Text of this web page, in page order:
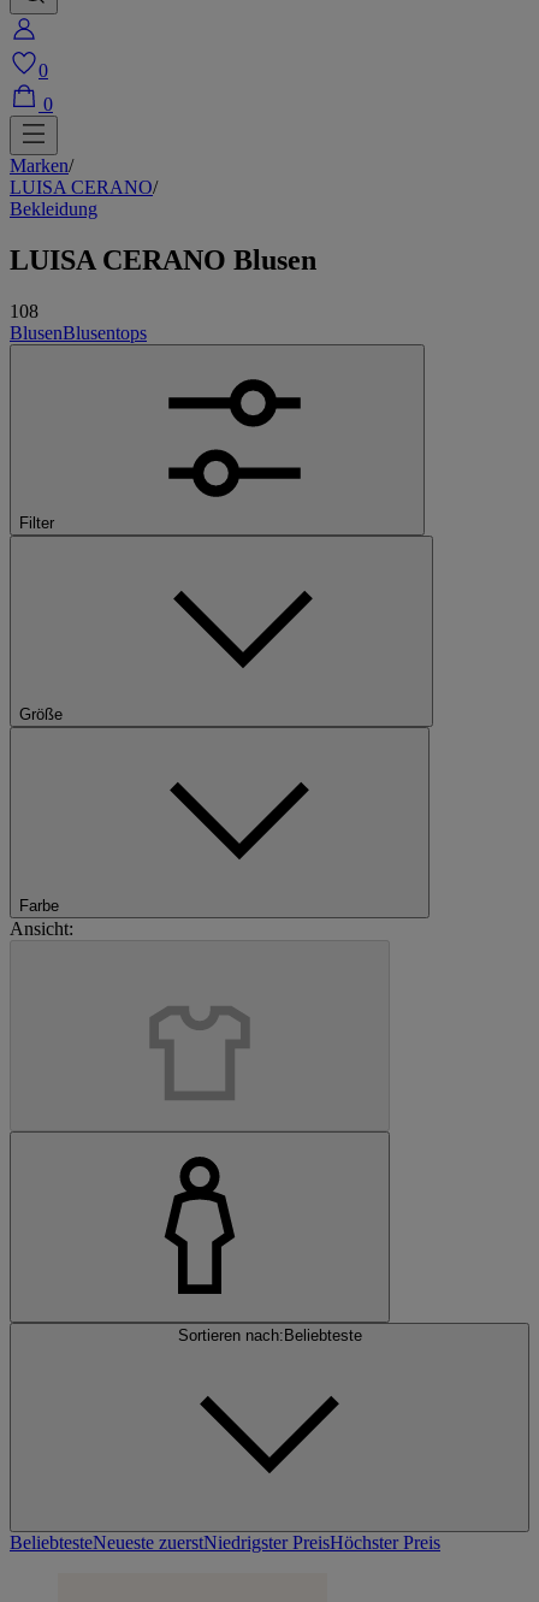
0
0
Marken/
LUISA CERANO/
Bekleidung
LUISA CERANO Blusen
108
BlusenBlusentops
Filter
Größe
Farbe
Ansicht:
Sortieren nach: Beliebteste
BeliebtesteNeueste zuerstNiedrigster PreisHöchster Preis